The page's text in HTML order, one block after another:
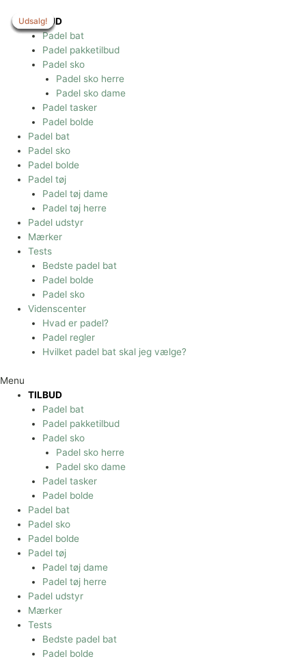
indholdet
TILBUD
Padel bat
Padel pakketilbud
Padel sko
Padel sko herre
Padel sko dame
Padel tasker
Padel bolde
Padel bat
Padel sko
Padel bolde
Padel tøj
Padel tøj dame
Padel tøj herre
Padel udstyr
Mærker
Tests
Bedste padel bat
Padel bolde
Padel sko
Videnscenter
Hvad er padel?
Padel regler
Hvilket padel bat skal jeg vælge?
Menu
TILBUD
Padel bat
Padel pakketilbud
Padel sko
Padel sko herre
Padel sko dame
Padel tasker
Padel bolde
Padel bat
Padel sko
Padel bolde
Padel tøj
Padel tøj dame
Padel tøj herre
Padel udstyr
Mærker
Tests
Bedste padel bat
Padel bolde
Udsalg!
Udsalg!
Udsalg!
Udsalg!
Udsalg!
Udsalg!
Udsalg!